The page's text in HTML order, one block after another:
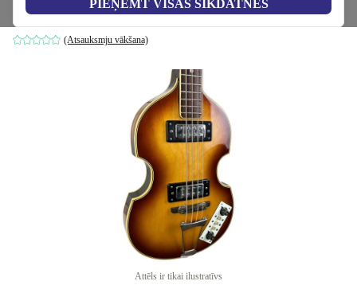
PIEŅEMT VISAS SĪKDATNES
sunburst
(Atsauksmju vākšana)
Attēls ir tikai ilustratīvs